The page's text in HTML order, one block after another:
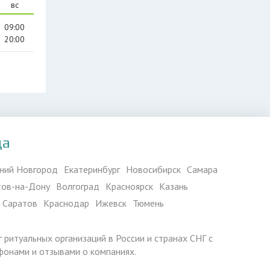
вс
09:00
20:00
Новгород Екатеринбург Новосибирск Самара
на-Дону Волгоград Красноярск Казань
Саратов Краснодар Ижевск Тюмень
ритуальных организаций в России и странах СНГ с
и отзывами о компаниях.